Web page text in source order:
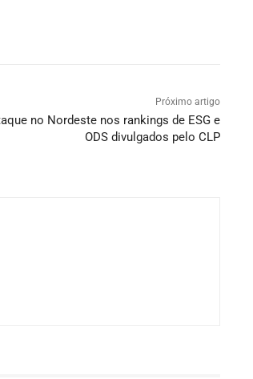
Próximo artigo
no Nordeste nos rankings de ESG e
ODS divulgados pelo CLP